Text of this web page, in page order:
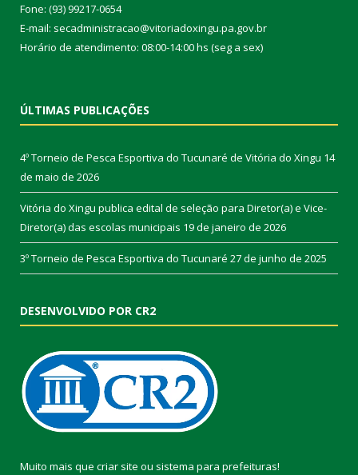
Fone: (93) 99217-0654
E-mail: secadministracao@vitoriadoxingu.pa.gov.br
Horário de atendimento: 08:00-14:00 hs (seg a sex)
ÚLTIMAS PUBLICAÇÕES
4º Torneio de Pesca Esportiva do Tucunaré de Vitória do Xingu 14
de maio de 2026
Vitória do Xingu publica edital de seleção para Diretor(a) e Vice-
Diretor(a) das escolas municipais 19 de janeiro de 2026
3º Torneio de Pesca Esportiva do Tucunaré 27 de junho de 2025
DESENVOLVIDO POR CR2
Muito mais que criar site ou sistema para prefeituras!